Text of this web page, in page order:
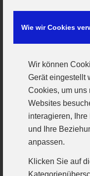
Wie wir Cookies
Wir können
Gerät eingestellt
Cookies, um uns
Websites
interagieren,
und Ihre
anpassen.
Klicken Sie auf
noch jung
Perspektive für
langem
seinen
lernte das
ichenhausen,
dort
Dann führte
Saison